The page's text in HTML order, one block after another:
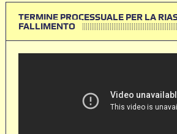
TERMINE PROCESSUALE PER LA
FALLIMENTO